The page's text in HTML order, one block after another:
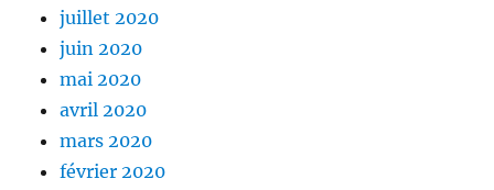
juillet 2020
juin 2020
mai 2020
avril 2020
mars 2020
février 2020